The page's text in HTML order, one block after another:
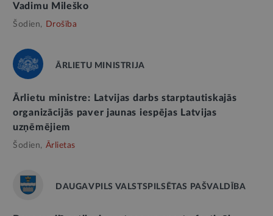
Vadimu Mileško
Šodien, Drošība
ĀRLIETU MINISTRIJA
Ārlietu ministre: Latvijas darbs starptautiskajās
organizācijās paver jaunas iespējas Latvijas
uzņēmējiem
Šodien, Ārlietas
DAUGAVPILS VALSTSPILSĒTAS PAŠVALDĪBA